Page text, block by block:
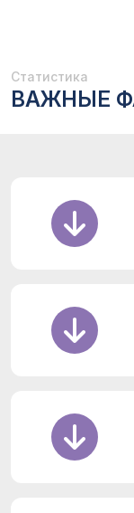
Статистика
ВАЖНЫЕ